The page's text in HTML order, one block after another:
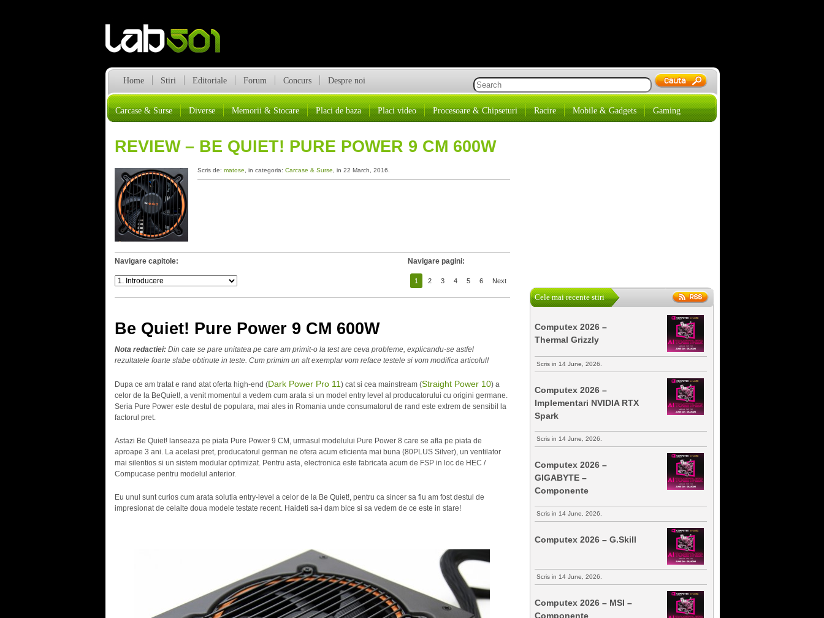
Home Stiri Editoriale Forum Concurs Despre noi
Carcase & Surse Diverse Memorii & Stocare Placi de baza Placi video Procesoare & Chipseturi Racire Mobile & Gadgets Gaming
REVIEW – BE QUIET! PURE POWER 9 CM 600W
Scris de: matose , in categoria: Carcase & Surse , in 22 March, 2016.
Navigare capitole: Navigare pagini:
1 2 3 4 5 6 Next
Be Quiet! Pure Power 9 CM 600W
Nota redactiei:Din cate se pare unitatea pe care am primit-o la test are ceva probleme, explicandu-se astfel
rezultatele foarte slabe obtinute in teste. Cum primim un alt exemplar vom reface testele si vom modifica articolul!
Dupa ce am tratat e rand atat oferta high-end (Dark Power Pro 11) cat si cea mainstream (Straight Power 10) a
celor de la BeQuiet!, a venit momentul a vedem cum arata si un model entry level al producatorului cu origini germane.
Seria Pure Power este destul de populara, mai ales in Romania unde consumatorul de rand este extrem de sensibil la
factorul pret.
Astazi Be Quiet! lanseaza pe piata Pure Power 9 CM, urmasul modelului Pure Power 8 care se afla pe piata de
aproape 3 ani. La acelasi pret, producatorul german ne ofera acum eficienta mai buna (80PLUS Silver), un ventilator
mai silentios si un sistem modular optimizat. Pentru asta, electronica este fabricata acum de FSP in loc de HEC /
Compucase pentru modelul anterior.
Eu unul sunt curios cum arata solutia entry-level a celor de la Be Quiet!, pentru ca sincer sa fiu am fost destul de
impresionat de celalte doua modele testate recent. Haideti sa-i dam bice si sa vedem de ce este in stare!
Cele mai recente stiri
Computex 2026 –
Thermal Grizzly
Scris in 14 June, 2026.
Computex 2026 –
Implementari NVIDIA RTX
Spark
Scris in 14 June, 2026.
Computex 2026 –
GIGABYTE –
Componente
Scris in 14 June, 2026.
Computex 2026 – G.Skill
Scris in 14 June, 2026.
Computex 2026 – MSI –
Componente